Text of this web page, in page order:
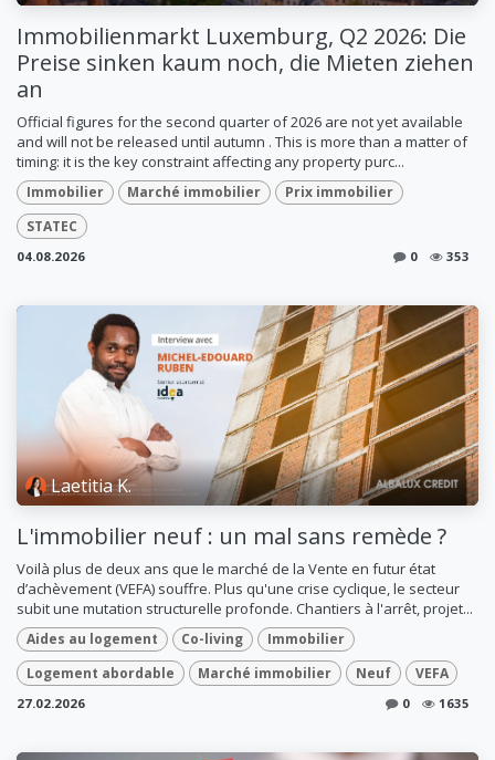
Immobilienmarkt Luxemburg, Q2 2026: Die
Preise sinken kaum noch, die Mieten ziehen
an
Official figures for the second quarter of 2026 are not yet available
and will not be released until autumn . This is more than a matter of
timing: it is the key constraint affecting any property purc...
Immobilier Marché immobilier
Prix immobilier
STATEC
04.08.2026 0 353
Laetitia K.
L'immobilier neuf : un mal sans remède ?
Voilà plus de deux ans que le marché de la Vente en futur état
d’achèvement (VEFA) souffre. Plus qu'une crise cyclique, le secteur
subit une mutation structurelle profonde. Chantiers à l'arrêt, projet...
Aides au logement Co-living
Immobilier
Logement abordable
Marché immobilier Neuf VEFA
27.02.2026 0 1635